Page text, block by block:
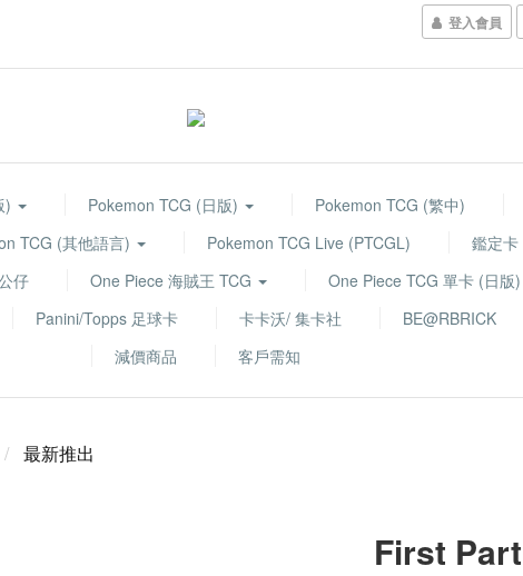
登入會員
) Pokemon TCG (日版) Pokemon TCG (繁中)
TCG (其他語言) Pokemon TCG Live (PTCGL) 鑑定卡
仔 One Piece 海賊王 TCG One Piece TCG 單卡 (日版)
Panini/Topps 足球卡 卡卡沃/ 集卡社 BE@RBRICK
減價商品
客戶需知
最新推出
First